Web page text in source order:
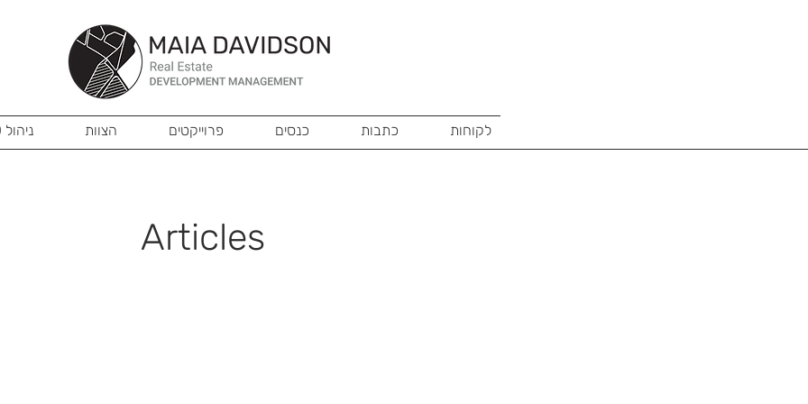
לקוחות כתבות כנסים פרוייקטים הצוות ניהול 360
Articles